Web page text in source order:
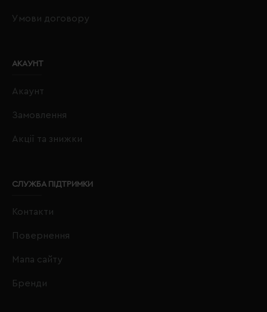
Умови договору
АКАУНТ
Акаунт
Замовлення
Акції та знижки
СЛУЖБА ПІДТРИМКИ
Контакти
Повернення
Мапа сайту
Бренди